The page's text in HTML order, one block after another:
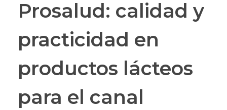
Prosalud: calidad y
practicidad en
productos lácteos
para el canal